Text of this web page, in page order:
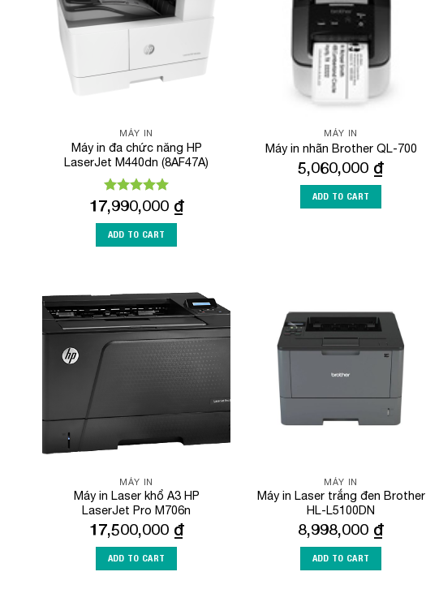
MÁY IN
Máy in đa chức năng HP
LaserJet M440dn (8AF47A)
Rated 5.00
out of 5
17,990,000 ₫
ADD TO CART
MÁY IN
Máy in nhãn Brother QL-700
5,060,000 ₫
ADD TO CART
Add to
Wishlist
MÁY IN
Máy in Laser khổ A3 HP
LaserJet Pro M706n
17,500,000 ₫
ADD TO CART
Add to
Wishlist
MÁY IN
Máy in Laser trắng đen Brother
HL-L5100DN
8,998,000 ₫
ADD TO CART